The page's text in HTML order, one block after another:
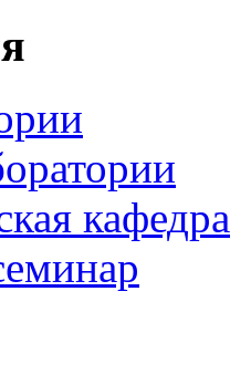
кафедра